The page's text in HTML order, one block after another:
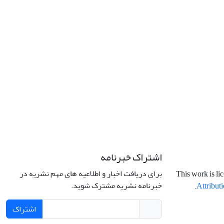
This work is
.
اشتراک خبرنامه
برای دریافت اخبار و اطلاعیه های مهم نشریه در
خبرنامه نشریه مشترک شوید.
اشتراک